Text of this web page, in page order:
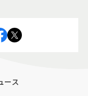
ース